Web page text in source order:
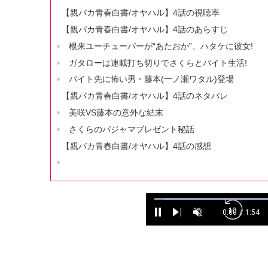
【親バカ青春白書/オヤハル】4話の視聴率
【親バカ青春白書/オヤハル】4話のあらすじ
根来ユーチューバーが“あたおか”、ハタケに彼女!
ガタローは連載打ち切りでさくらとバイト生活!
バイト先に怖い男・藤本(一ノ瀬ワタル)登場
【親バカ青春白書/オヤハル】4話のネタバレ
美咲VS藤本の意外な結末
さくらのパジャマプレゼント秘話
【親バカ青春白書/オヤハル】4話の感想
P
a
u
s
e
N
e
x
t
U
n
m
u
t
e
C
r
e
n
t
0:00 / D
r
t
o
1:54
d
1